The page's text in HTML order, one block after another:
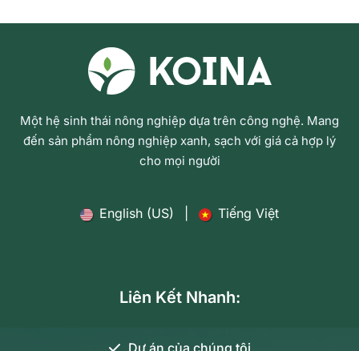
Một hệ sinh thái nông nghiệp dựa trên công nghệ. Mang
đến sản phẩm nông nghiệp xanh, sạch với giá cả hợp lý
cho mọi người
English (US) Tiếng Việt
Liên Kết Nhanh:
Dự án của chúng tôi